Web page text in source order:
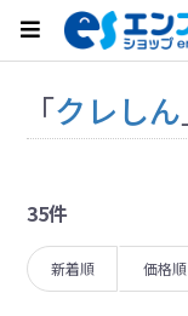
「クレしん
35件
新着順 価格順